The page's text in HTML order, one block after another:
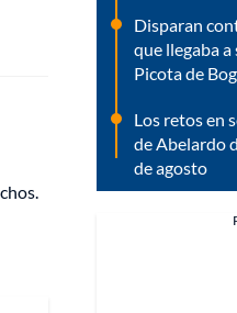
Disparan
que llegaba a
Picota de
Los retos en
de Abelardo
de agosto